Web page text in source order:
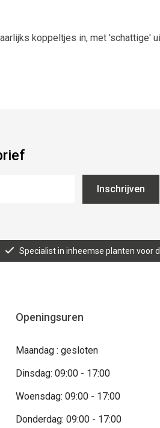
koppeltjes in, met 'schattige'
Inschrijven
Specialist in inheemse planten voor
Openingsuren
Maandag : gesloten
Dinsdag: 09:00 - 17:00
Woensdag: 09:00 - 17:00
Donderdag: 09:00 - 17:00